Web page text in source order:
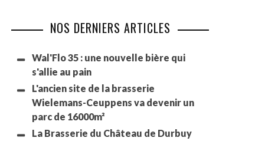
NOS DERNIERS ARTICLES
Wal'Flo 35 : une nouvelle bière qui
s'allie au pain
L'ancien site de la brasserie
Wielemans-Ceuppens va devenir un
parc de 16000m²
La Brasserie du Château de Durbuy